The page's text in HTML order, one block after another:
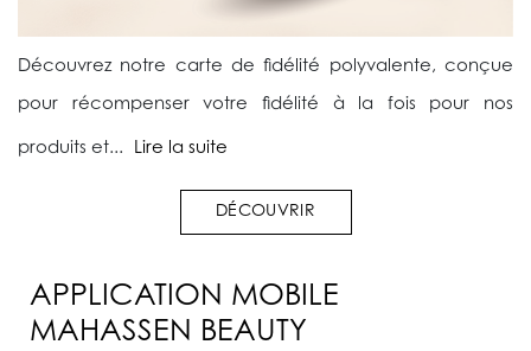
Découvrez notre carte de fidélité polyvalente, conçue
pour récompenser votre fidélité à la fois pour nos
produits et... Lire la suite
DÉCOUVRIR
APPLICATION MOBILE
MAHASSEN BEAUTY